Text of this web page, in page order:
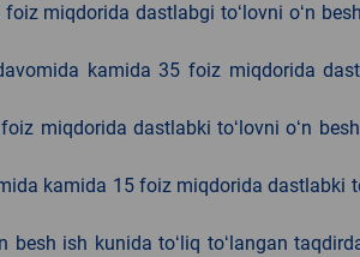
miqdorida dastlabgi toʻlovni oʻn
kamida 35 foiz miqdorida
miqdorida dastlabki toʻlovni oʻn
kamida 15 foiz miqdorida dastlabki
besh ish kunida toʻliq toʻlangan